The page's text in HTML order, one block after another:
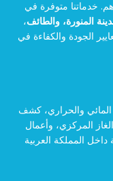
خدماتنا متوفرة في
المنورة، والطائف،
الجودة والكفاءة في
والحراري، كشف
المركزي، وأعمال
داخل المملكة العربية